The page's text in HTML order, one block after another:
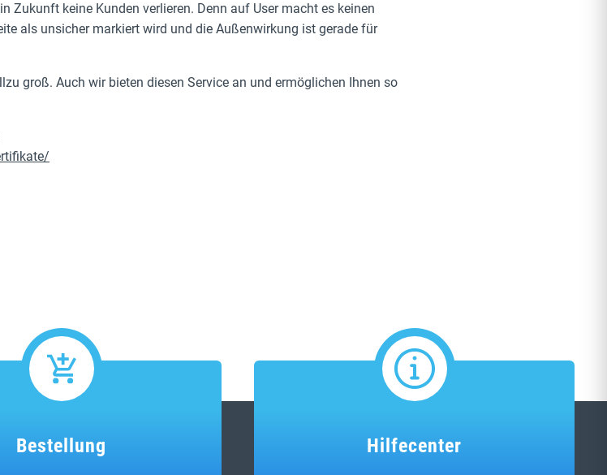
Zukunft keine Kunden verlieren. Denn auf User macht es keinen
als unsicher markiert wird und die Außenwirkung ist gerade für
groß. Auch wir bieten diesen Service an und ermöglichen Ihnen so
Bestellung Hilfecenter